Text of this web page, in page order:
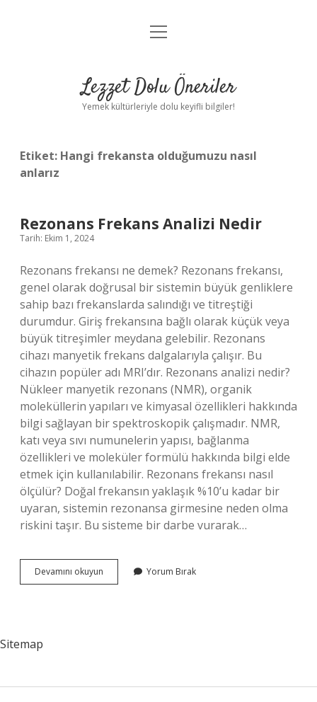
Anasayfa
Yasal Uyarı
menüyü
Lezzet Dolu Öneriler
Yemek kültürleriyle dolu keyifli bilgiler!
Etiket: Hangi frekansta olduğumuzu nasıl
anlarız
Rezonans Frekans Analizi Nedir
Tarih: Ekim 1, 2024
Rezonans frekansı ne demek? Rezonans frekansı,
genel olarak doğrusal bir sistemin büyük genliklere
sahip bazı frekanslarda salındığı ve titreştiği
durumdur. Giriş frekansına bağlı olarak küçük veya
büyük titreşimler meydana gelebilir. Rezonans
cihazı manyetik frekans dalgalarıyla çalışır. Bu
cihazın popüler adı MRI’dır. Rezonans analizi nedir?
Nükleer manyetik rezonans (NMR), organik
moleküllerin yapıları ve kimyasal özellikleri hakkında
bilgi sağlayan bir spektroskopik çalışmadır. NMR,
katı veya sıvı numunelerin yapısı, bağlanma
özellikleri ve moleküler formülü hakkında bilgi elde
etmek için kullanılabilir. Rezonans frekansı nasıl
ölçülür? Doğal frekansın yaklaşık %10’u kadar bir
uyaran, sistemin rezonansa girmesine neden olma
riskini taşır. Bu sisteme bir darbe vurarak…
Devamını okuyun Rezonans
Frekans
Yorum Bırak
Sitemap